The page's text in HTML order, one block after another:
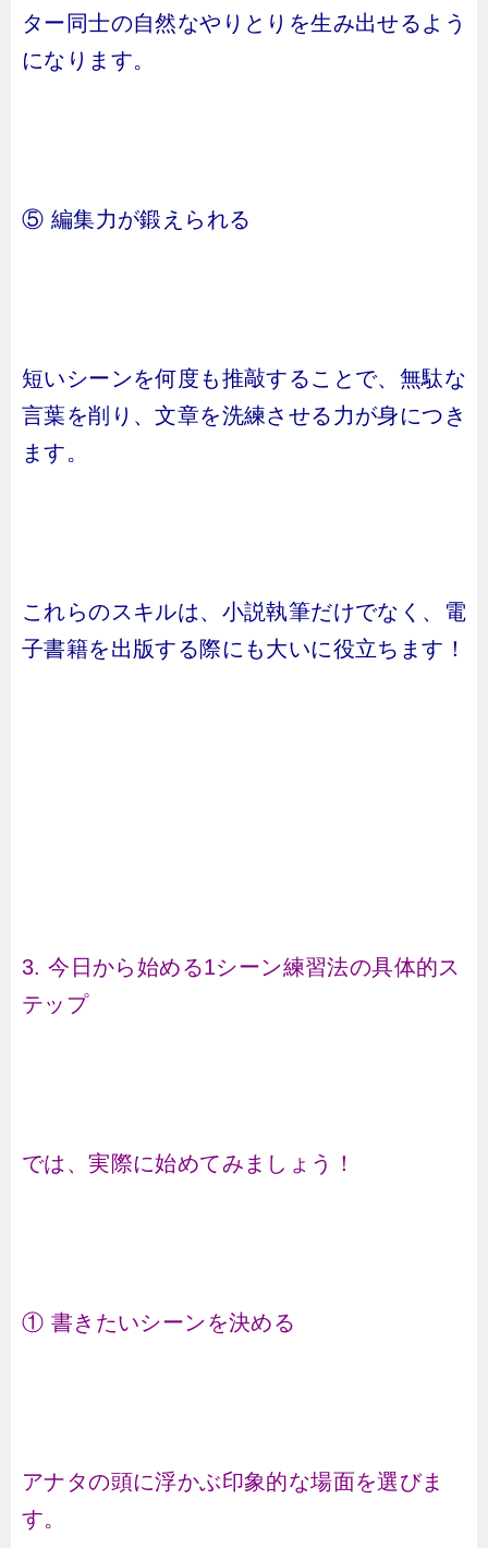
ター同士の自然なやりとりを生み出せるよう
になります。
⑤ 編集力が鍛えられる
短いシーンを何度も推敲することで、無駄な
言葉を削り、文章を洗練させる力が身につき
ます。
これらのスキルは、小説執筆だけでなく、電
子書籍を出版する際にも大いに役立ちます！
3. 今日から始める1シーン練習法の具体的ス
テップ
では、実際に始めてみましょう！
① 書きたいシーンを決める
アナタの頭に浮かぶ印象的な場面を選びま
す。